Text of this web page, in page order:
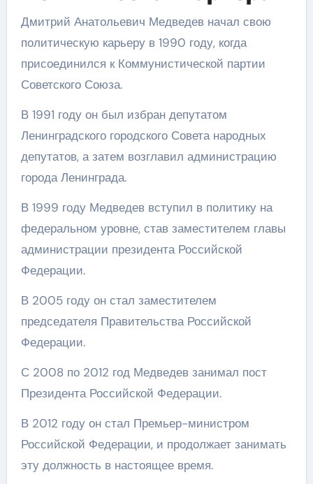
Дмитрий Анатольевич Медведев начал свою
политическую карьеру в 1990 году, когда
присоединился к Коммунистической партии
Советского Союза.
В 1991 году он был избран депутатом
Ленинградского городского Совета народных
депутатов, а затем возглавил администрацию
города Ленинграда.
В 1999 году Медведев вступил в политику на
федеральном уровне, став заместителем главы
администрации президента Российской
Федерации.
В 2005 году он стал заместителем
председателя Правительства Российской
Федерации.
С 2008 по 2012 год Медведев занимал пост
Президента Российской Федерации.
В 2012 году он стал Премьер-министром
Российской Федерации, и продолжает занимать
эту должность в настоящее время.